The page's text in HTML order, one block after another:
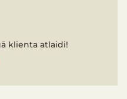
klienta atlaidi!